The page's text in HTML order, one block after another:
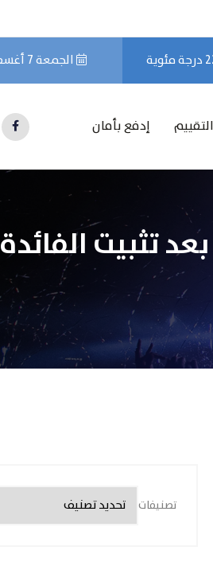
الجمعة 7 أغسطس 2026
التقييم إدفع بأمان
يقفز لأعلى مستوى في 3 أشهر بعد تثبيت الفائدة
تصنيفات